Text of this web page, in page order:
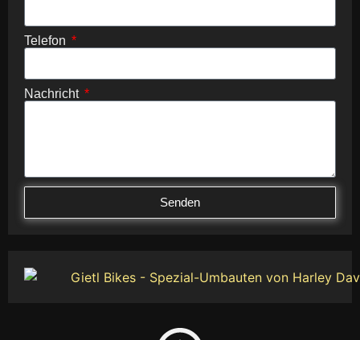
Telefon
Nachricht
Senden